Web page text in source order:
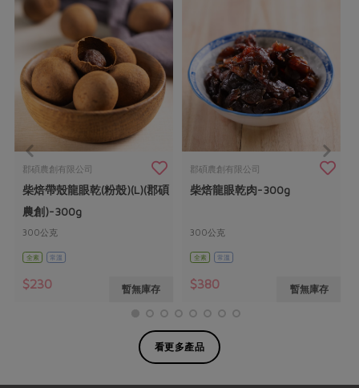
郡碩農創有限公司
柴焙帶殼龍眼乾(粉殼)(L)(郡碩
農創)-300g
300公克
全素 常溫
$230 暫無庫存
郡碩農創有限公司
柴焙龍眼乾肉-300g
300公克
全素 常溫
$380 暫無庫存
看更多產品